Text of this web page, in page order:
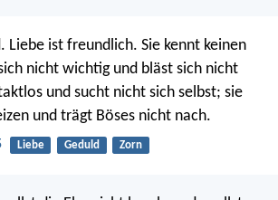
Liebe ist freundlich. Sie kennt keinen
nicht wichtig und bläst sich nicht
und sucht nicht sich selbst; sie
und trägt Böses nicht nach.
Liebe Geduld Zorn